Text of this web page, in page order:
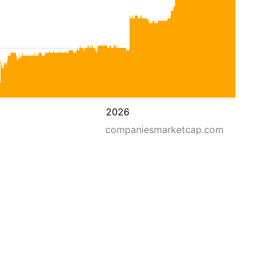
2026
companiesmarketcap.com